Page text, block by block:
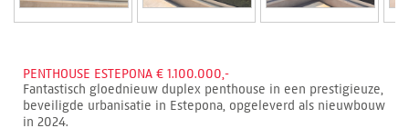
PENTHOUSE ESTEPONA € 1.100.000,-
Fantastisch gloednieuw duplex penthouse in een prestigieuze,
beveiligde urbanisatie in Estepona, opgeleverd als nieuwbouw
in 2024.